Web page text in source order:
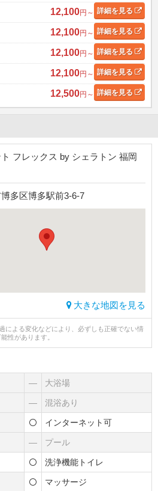
12,100円～ 詳細を見る
12,100円～ 詳細を見る
12,100円～ 詳細を見る
12,100円～ 詳細を見る
12,500円～ 詳細を見る
フレックス by シェラトン 福岡
多区博多駅前3-6-7
大きな地図を見る
による変化などにより、必ずしも正確でない情
性があります。
― 大浴場
― 混浴あり
インターネット可
― プール
洗浄機能トイレ
マッサージ